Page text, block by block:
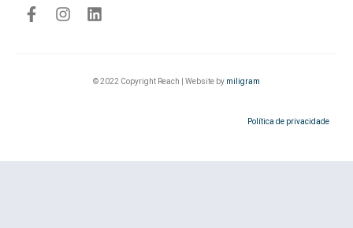
© 2022 Copyright Reach | Website by miligram
Política de privacidade